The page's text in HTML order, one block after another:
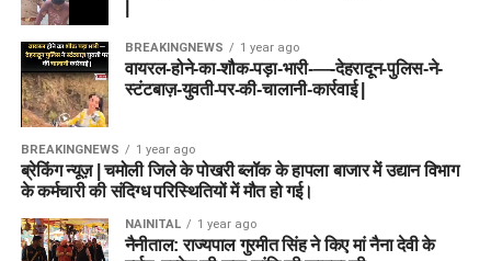
BREAKINGNEWS 1 year ago
वायरल-होने-का-शौक-पड़ा-भारी-—-देहरादून-पुलिस-ने-
स्टंटबाज़-युवती-पर-की-चालानी-कार्रवाई |
BREAKINGNEWS 1 year ago
ब्रेकिंग न्यूज़ | चमोली जिले के पोखरी ब्लॉक के हापला बाजार में उद्यान विभाग
के कर्मचारी की संदिग्ध परिस्थितियों में मौत हो गई।
NAINITAL 1 year ago
नैनीताल: राज्यपाल गुरमीत सिंह ने किए मां नैना देवी के